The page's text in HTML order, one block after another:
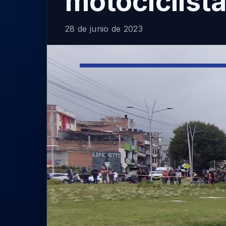
28 de junio de 2023